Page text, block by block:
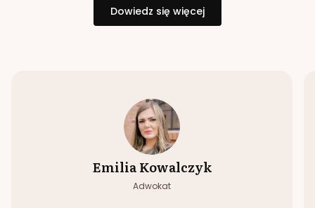
Dowiedz się więcej
Emilia Kowalczyk
Adwokat